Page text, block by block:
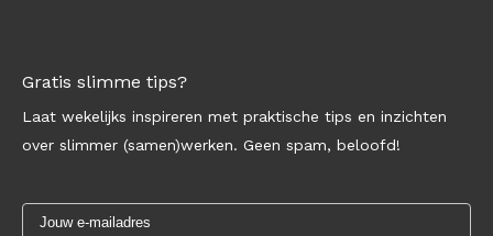
Gratis slimme tips?
Laat wekelijks inspireren met praktische tips en inzichten
over slimmer (samen)werken. Geen spam, beloofd!